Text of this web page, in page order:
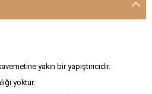
yakın bir yapıştırıcıdır.
yoktur.